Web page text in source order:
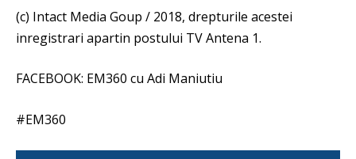
(c) Intact Media Goup / 2018, drepturile acestei
inregistrari apartin postului TV Antena 1.
FACEBOOK: EM360 cu Adi Maniutiu
#EM360